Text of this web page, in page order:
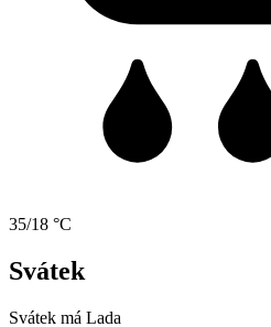
35/18 °C
Svátek
Svátek má Lada